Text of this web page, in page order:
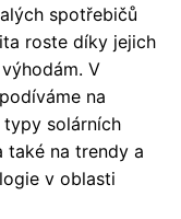
spotřebičů
roste díky jejich
V
na
solárních
také na trendy a
v oblasti